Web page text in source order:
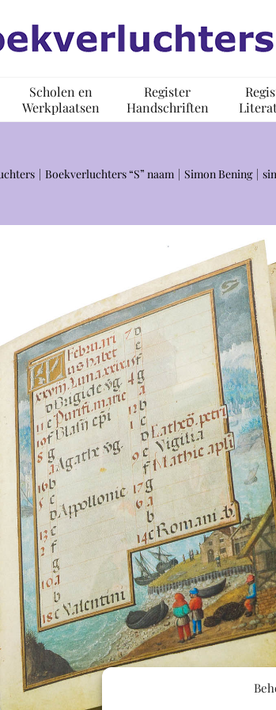
Scholen en
Werkplaatsen
Register
Handschriften
Boekverluchters “S” naam Simon Bening